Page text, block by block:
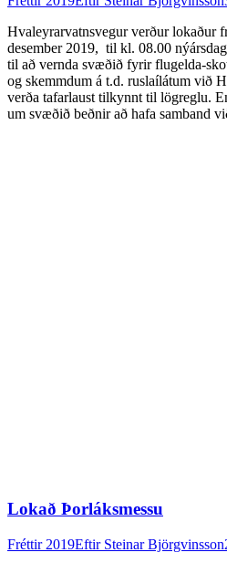
Hvaleyrarvatnsvegur verður lokaður
desember 2019, til kl. 08.00
til að vernda svæðið fyrir flugelda-
og skemmdum á t.d. ruslaílátum við
verða tafarlaust tilkynnt til lögreglu.
um svæðið beðnir að hafa samband
Lokað Þorláksmessu
Fréttir 2019Eftir Steinar Björgvinsson